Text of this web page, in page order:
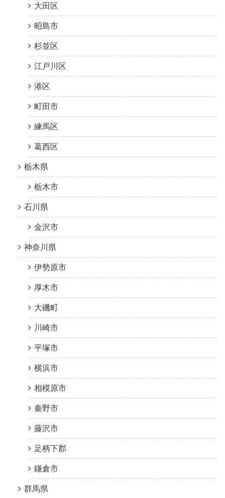
大田区
昭島市
杉並区
江戸川区
港区
町田市
練馬区
葛西区
栃木県
栃木市
石川県
金沢市
神奈川県
伊勢原市
厚木市
大磯町
川崎市
平塚市
横浜市
相模原市
秦野市
藤沢市
足柄下郡
鎌倉市
群馬県